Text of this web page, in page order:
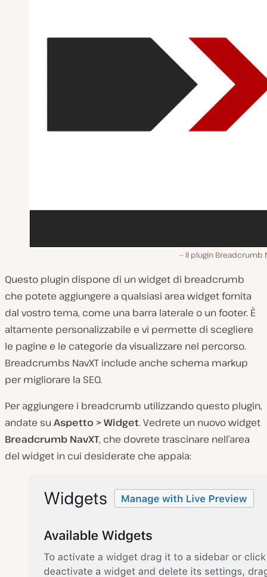
Il plugin Breadcrumb
Questo plugin dispone di un widget di breadcrumb
che potete aggiungere a qualsiasi area widget fornita
dal vostro tema, come una barra laterale o un footer. È
altamente personalizzabile e vi permette di scegliere
le pagine e le categorie da visualizzare nel percorso.
Breadcrumbs NavXT include anche schema markup
per migliorare la SEO.
Per aggiungere i breadcrumb utilizzando questo plugin,
andate su Aspetto > Widget. Vedrete un nuovo widget
Breadcrumb NavXT, che dovrete trascinare nell’area
del widget in cui desiderate che appaia: